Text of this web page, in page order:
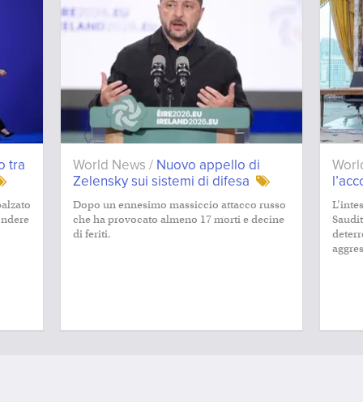
tra World News / Nuovo appello di
Zelensky sui sistemi di difesa
Dopo un ennesimo massiccio attacco russo
che ha provocato almeno 17 morti e decine
di feriti.